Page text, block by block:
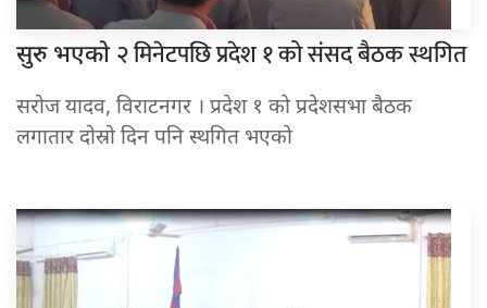
सुरु भएकाे २ मिनेटपछि प्रदेश १ को संसद बैठक स्थगित
सरोज यादव, विराटनगर । प्रदेश १ को प्रदेशसभा बैठक
लगातार दोस्रो दिन पनि स्थगित भएको